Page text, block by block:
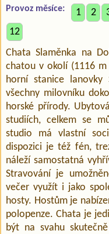
Provoz měsíce: 1 2
12
Chata Slaměnka na
chatou v okolí (1116
horní stanice lanovky
všechny milovníku
horské přírody.
studiích, celkem se
studio má vlastní
dispozici je též fén,
náleží samostatná
Stravování je
večer využít i jako
hosty. Hostům je
polopenze. Chata je
být na svahu